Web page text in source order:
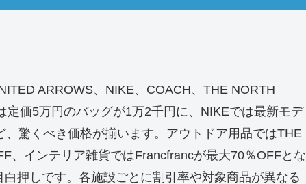
ARROWS、NIKE、COACH、THE NORTH
価5万円のバッグが1万2千円に、NIKEでは最新モデ
驚くべき価格が揃います。アウトドア用品ではTHE
、インテリア雑貨ではFrancfrancが最大70％OFFとな
押しです。各施設ごとに割引率や対象商品が異なる